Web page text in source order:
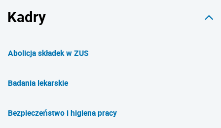
Kadry
Abolicja składek w ZUS
Badania lekarskie
Bezpieczeństwo i higiena pracy